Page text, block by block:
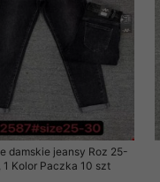
damskie jeansy Roz 25-
1 Kolor Paczka 10 szt